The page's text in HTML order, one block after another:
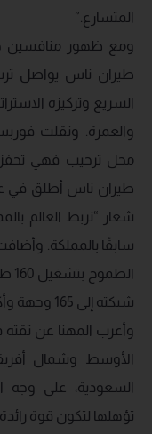
المتسارع.”
ومع ظهور منافسين
طيران ناس يواصل
السريع وتركيزه
والعمرة. ونقلت
محل ترحيب فهي تحفز
شعار “نربط العالم
سابقًا بالمملكة.
شبكته إلى 165 وجهة وأكثر من 300 مسار جوي.
وأعرب المهنا عن
الأوسط وشمال
السعودية، على وجه
تؤهلها لتكون قوة